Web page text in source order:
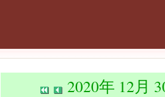
2020年 12月